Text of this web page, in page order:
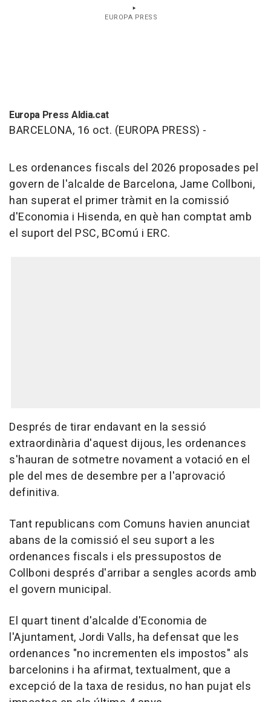
EUROPA PRESS
Europa Press Aldia.cat
BARCELONA, 16 oct. (EUROPA PRESS) -
Les ordenances fiscals del 2026 proposades pel
govern de l'alcalde de Barcelona, Jame Collboni,
han superat el primer tràmit en la comissió
d'Economia i Hisenda, en què han comptat amb
el suport del PSC, BComú i ERC.
Després de tirar endavant en la sessió
extraordinària d'aquest dijous, les ordenances
s'hauran de sotmetre novament a votació en el
ple del mes de desembre per a l'aprovació
definitiva.
Tant republicans com Comuns havien anunciat
abans de la comissió el seu suport a les
ordenances fiscals i els pressupostos de
Collboni després d'arribar a sengles acords amb
el govern municipal.
El quart tinent d'alcalde d'Economia de
l'Ajuntament, Jordi Valls, ha defensat que les
ordenances "no incrementen els impostos" als
barcelonins i ha afirmat, textualment, que a
excepció de la taxa de residus, no han pujat els